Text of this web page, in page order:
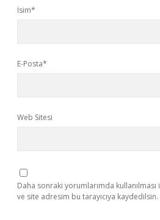
İsim*
E-Posta*
Web Sitesi
Daha sonraki yorumlarımda
ve site adresim bu tarayıcıya kaydedilsin.